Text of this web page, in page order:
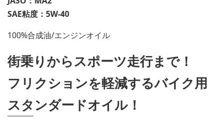
SAE粘度：5W-40
100%合成油/エンジンオイル
街乗りからスポーツ走行まで！
フリクションを軽減するバイク用
スタンダードオイル！